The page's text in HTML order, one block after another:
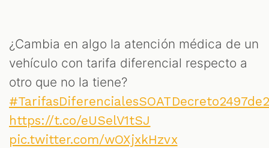
¿Cambia en algo la atención médica de un
vehículo con tarifa diferencial respecto a
otro que no la tiene?
https://t.co/eUSelV1tSJ
pic.twitter.com/wOXjxkHzvx